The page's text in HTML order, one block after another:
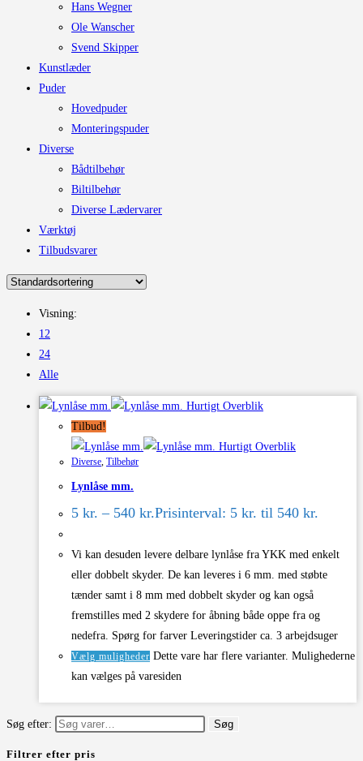
Hans Wegner
Ole Wanscher
Svend Skipper
Kunstlæder
Puder
Hovedpuder
Monteringspuder
Diverse
Bådtilbehør
Biltilbehør
Diverse Lædervarer
Værktøj
Tilbudsvarer
Visning:
12
24
Alle
Hurtigt Overblik
Tilbud!
Hurtigt Overblik
Diverse, Tilbehør
Lynlåse mm.
5 kr. – 540 kr.Prisinterval: 5 kr. til 540 kr.
Vi kan desuden levere delbare lynlåse fra YKK med enkelt
eller dobbelt skyder. De kan leveres i 6 mm. med støbte
tænder samt i 8 mm med dobbelt skyder og kan også
fremstilles med 2 skydere for åbning både oppe fra og
nedefra. Spørg for farver Leveringstider ca. 3 arbejdsuger
Vælg muligheder Dette vare har flere varianter. Mulighederne
kan vælges på varesiden
Søg efter: Søg
Filtrer efter pris